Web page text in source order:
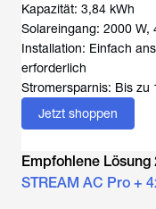
Kapazität: 3,84 kWh
Solareingang: 2000
Installation: Einfach
erforderlich
Stromersparnis: Bis zu
Jetzt shoppen
Empfohlene Lösung
STREAM AC Pro +